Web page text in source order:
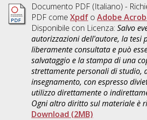
Documento PDF(Italiano) -
PDF come Xpdfo Adobe
Disponibile con Licenza: Salvo
autorizzazioni dell'autore, la tesi
liberamente consultata e può
salvataggio e la stampa di una
strettamente personali di studio,
insegnamento, con espresso
utilizzo direttamente o
Ogni altro diritto sul materiale è
Download (2MB)